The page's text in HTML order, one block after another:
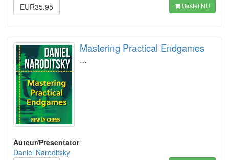
EUR35.95
Bestel NU
Mastering Practical Endgames
…
Auteur/Presentator
Daniel Naroditsky